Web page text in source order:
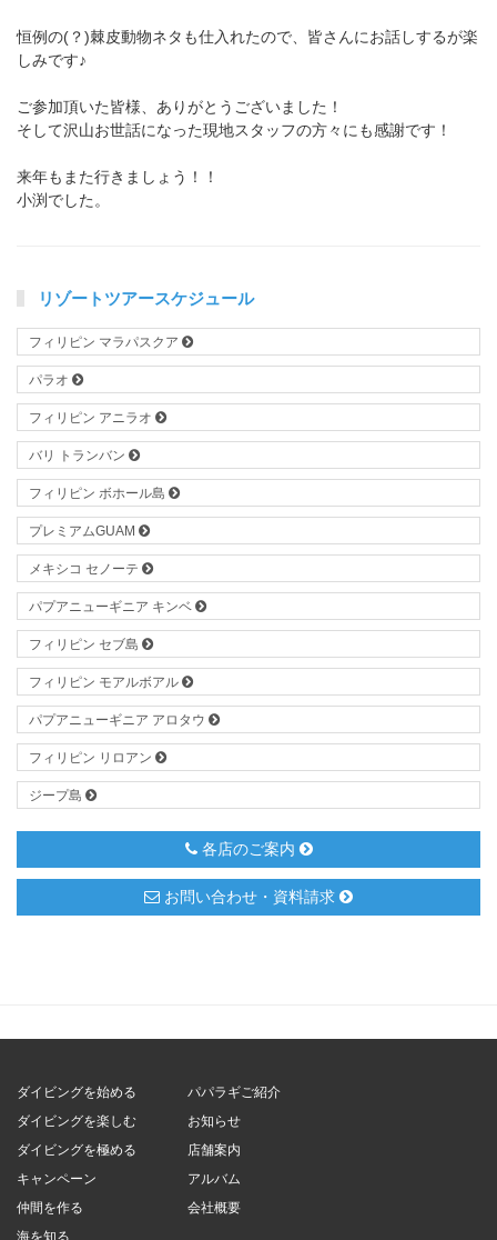
恒例の(？)棘皮動物ネタも仕入れたので、皆さんにお話しするが楽
しみです♪
ご参加頂いた皆様、ありがとうございました！
そして沢山お世話になった現地スタッフの方々にも感謝です！
来年もまた行きましょう！！
小渕でした。
リゾートツアースケジュール
フィリピン マラパスクア
パラオ
フィリピン アニラオ
バリ トランバン
フィリピン ボホール島
プレミアムGUAM
メキシコ セノーテ
パプアニューギニア キンベ
フィリピン セブ島
フィリピン モアルボアル
パプアニューギニア アロタウ
フィリピン リロアン
ジープ島
各店のご案内
お問い合わせ・資料請求
ダイビングを始める
ダイビングを楽しむ
ダイビングを極める
キャンペーン
仲間を作る
海を知る
パパラギご紹介
お知らせ
店舗案内
アルバム
会社概要